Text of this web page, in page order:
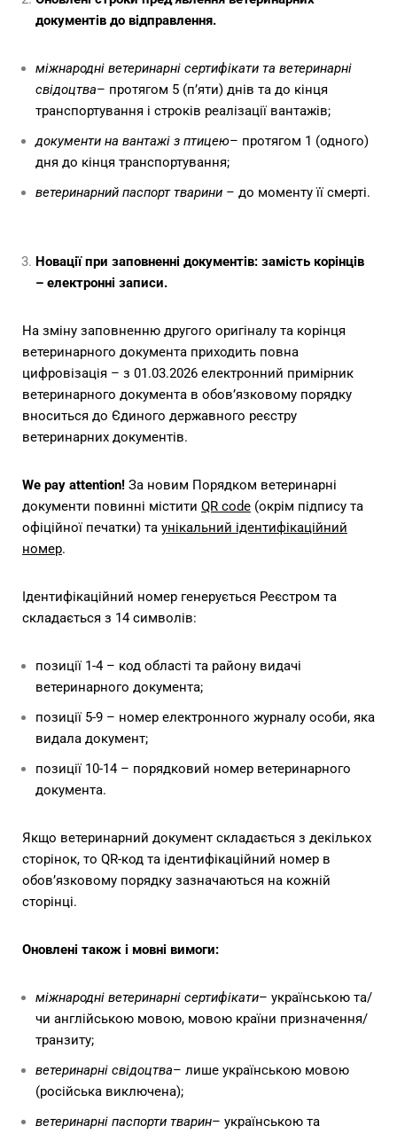
документів до відправлення.
міжнародні ветеринарні сертифікати та ветеринарні
свідоцтва– протягом 5 (п’яти) днів та до кінця
транспортування і строків реалізації вантажів;
документи на вантажі з птицею– протягом 1 (одного)
дня до кінця транспортування;
ветеринарний паспорт тварини – до моменту її смерті.
Новації при заповненні документів: замість корінців
– електронні записи.
На зміну заповненню другого оригіналу та корінця
ветеринарного документа приходить повна
цифровізація – з 01.03.2026 електронний примірник
ветеринарного документа в обов’язковому порядку
вноситься до Єдиного державного реєстру
ветеринарних документів.
We pay attention! За новим Порядком ветеринарні
документи повинні містити QR code (окрім підпису та
офіційної печатки) та унікальний ідентифікаційний
номер.
Ідентифікаційний номер генерується Реєстром та
складається з 14 символів:
позиції 1-4 – код області та району видачі
ветеринарного документа;
позиції 5-9 – номер електронного журналу особи, яка
видала документ;
позиції 10-14 – порядковий номер ветеринарного
документа.
Якщо ветеринарний документ складається з декількох
сторінок, то QR-код та ідентифікаційний номер в
обов’язковому порядку зазначаються на кожній
сторінці.
Оновлені також і мовні вимоги:
міжнародні ветеринарні сертифікати– українською та/
чи англійською мовою, мовою країни призначення/
транзиту;
ветеринарні свідоцтва– лише українською мовою
(російська виключена);
ветеринарні паспорти тварин– українською та